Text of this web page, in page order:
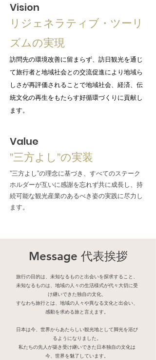
Vision
リジェネラティブ・ツーリ
ズムの実現
訪問先の環境改善に留まらず、訪日観光を通じ
て旅行者と地域社会との交流促進により地域ら
しさが再評価されることで地域社会、経済、伝
統文化の再生をもたらす好循環づくりに貢献し
ます。
Value
”三方よし”の実装
”三方よし”の理念に基づき、すべてのステーク
ホルダーが互いに感謝を忘れず共に成長し、持
続可能な観光産業のあるべき姿の実践に尽力し
ます。
Message 代表挨拶
旅行の目的は、未知なるものと出会いを探求すること、
未知なるものは、地域の人々の生活様式が代々大切に受
け継いできた独自の文化、
すなわち旅行とは、地域の人々や異なる文化と出会い、
感動を求める旅と言えます。
日本は今、世界からあたらしい観光地として脚光を浴び
るようになりました。
私たちの先人が築き受け継いできた日本独自の文化は
今、世界を魅了しています。